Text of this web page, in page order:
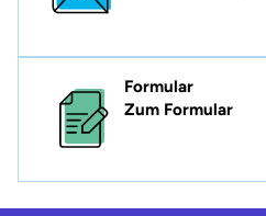
Formular
Zum Formular